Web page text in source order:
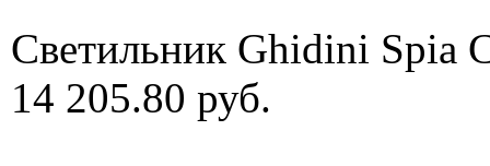
Светильник Ghidini Spia
14 205.80 руб.